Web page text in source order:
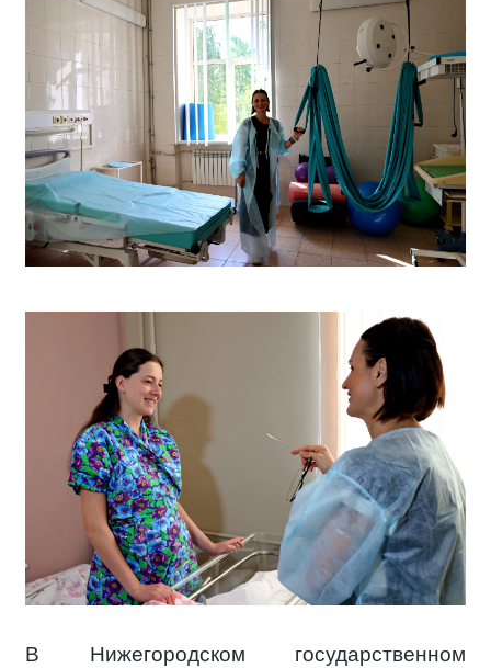
В Нижегородском государственном